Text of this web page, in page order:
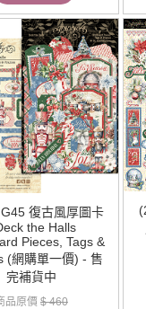
復古風厚圖卡
the Halls
Pieces, Tags &
(網購單一價) - 售
完補貨中
品原價 $ 460